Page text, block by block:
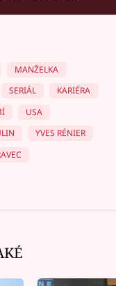
MANŽELKA
SERIÁL
KARIÉRA
USA
YVES RÉNIER